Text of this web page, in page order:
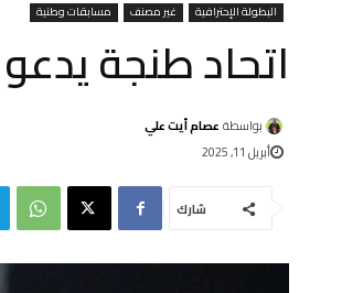
البطولة الإحترافية غير مصنف مسابقات وطنية
اتحاد طنجة
بواسطة عصام أيت علي
أبريل 11, 2025
شارك